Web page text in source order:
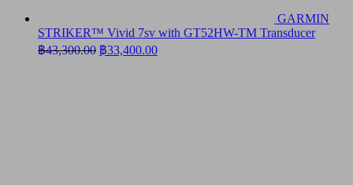
GARMIN
STRIKER™ Vivid 7sv with GT52HW-TM Transducer
฿43,300.00 Original
price
฿33,400.00Current
price